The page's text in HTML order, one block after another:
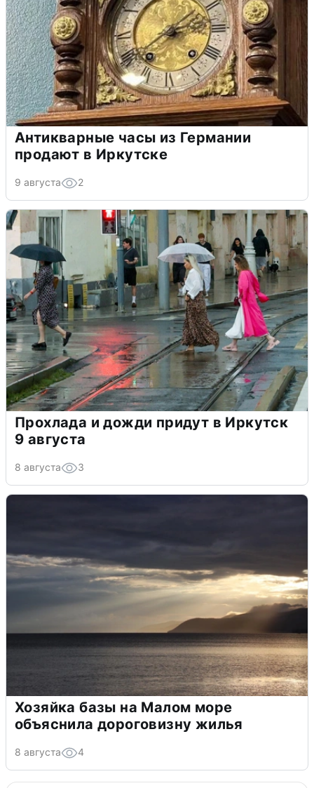
Антикварные часы из Германии
продают в Иркутске
9 августа 2
Прохлада и дожди придут в Иркутск
9 августа
8 августа 3
Хозяйка базы на Малом море
объяснила дороговизну жилья
8 августа 4